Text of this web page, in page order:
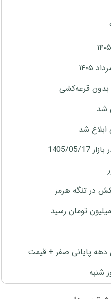
بدون قرعه‌کشی
شد
05/17
در تنگه هرمز
پایانی صفر + قیمت
شنبه